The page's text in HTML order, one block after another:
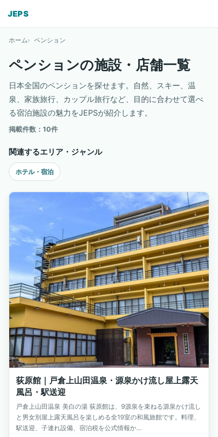
JEPS
ホーム ペンション
ペンションの施設・店舗一覧
日本全国のペンションを探せます。自然、スキー、温
泉、家族旅行、カップル旅行など、目的に合わせて選べ
る宿泊施設の魅力をJEPSが紹介します。
掲載件数：10件
関連するエリア・ジャンル
ホテル・宿泊
荻原館｜戸倉上山田温泉・源泉かけ流し屋上露天
風呂・駅送迎
戸倉上山田温泉 美白の湯 荻原館は、9源泉を束ねる源泉かけ流し
と男女別屋上露天風呂を楽しめる全19室の和風旅館です。料理、
駅送迎、子連れ設備、宿泊税を公式情報か…